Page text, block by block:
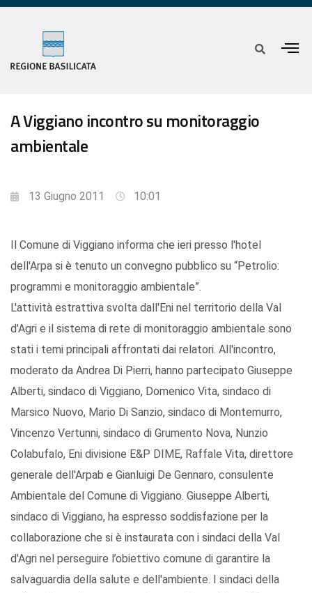
A Viggiano incontro su monitoraggio
ambientale
13 Giugno 2011 10:01
Il Comune di Viggiano informa che ieri presso l'hotel
dell'Arpa si è tenuto un convegno pubblico su “Petrolio:
programmi e monitoraggio ambientale”.
L'attività estrattiva svolta dall'Eni nel territorio della Val
d'Agri e il sistema di rete di monitoraggio ambientale sono
stati i temi principali affrontati dai relatori. All'incontro,
moderato da Andrea Di Pierri, hanno partecipato Giuseppe
Alberti, sindaco di Viggiano, Domenico Vita, sindaco di
Marsico Nuovo, Mario Di Sanzio, sindaco di Montemurro,
Vincenzo Vertunni, sindaco di Grumento Nova, Nunzio
Colabufalo, Eni divisione E&P DIME, Raffale Vita, direttore
generale dell'Arpab e Gianluigi De Gennaro, consulente
Ambientale del Comune di Viggiano. Giuseppe Alberti,
sindaco di Viggiano, ha espresso soddisfazione per la
collaborazione che si è instaurata con i sindaci della Val
d'Agri nel perseguire l’obiettivo comune di garantire la
salvaguardia della salute e dell'ambiente. I sindaci della